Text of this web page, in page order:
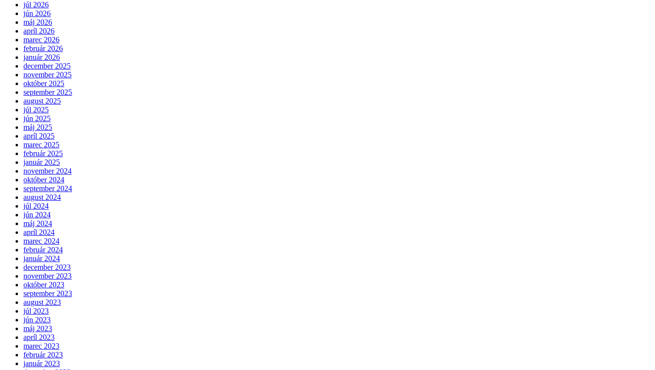
júl 2026
jún 2026
máj 2026
apríl 2026
marec 2026
február 2026
január 2026
december 2025
november 2025
október 2025
september 2025
august 2025
júl 2025
jún 2025
máj 2025
apríl 2025
marec 2025
február 2025
január 2025
november 2024
október 2024
september 2024
august 2024
júl 2024
jún 2024
máj 2024
apríl 2024
marec 2024
február 2024
január 2024
december 2023
november 2023
október 2023
september 2023
august 2023
júl 2023
jún 2023
máj 2023
apríl 2023
marec 2023
február 2023
január 2023